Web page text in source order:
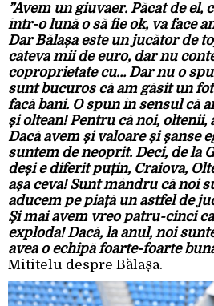
”Avem un giuvaer. Păcat de el,
într-o lună o să fie ok, va face
Dar Bălașa este un jucător de
câteva mii de euro, dar nu
coproprietate cu… Dar nu o
sunt bucuros că am găsit un
facă bani. O spun în sensul că
și oltean! Pentru că noi, oltenii,
Dacă avem și valoare și șanse
suntem de neoprit. Deci, de la
deși e diferit puțin, Craiova,
așa ceva! Sunt mândru că noi
aducem pe piață un astfel de
Și mai avem vreo patru-cinci
exploda! Dacă, la anul, noi
avea o echipă foarte-foarte
Mititelu despre Bălașa.